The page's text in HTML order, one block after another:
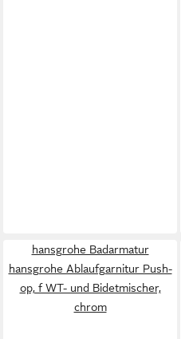
hansgrohe Badarmatur
hansgrohe Ablaufgarnitur Push-
op, f WT- und Bidetmischer,
chrom